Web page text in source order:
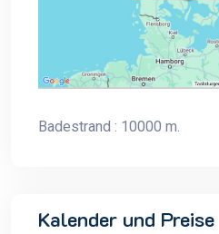
Badestrand : 10000 m.
Kalender und Preise